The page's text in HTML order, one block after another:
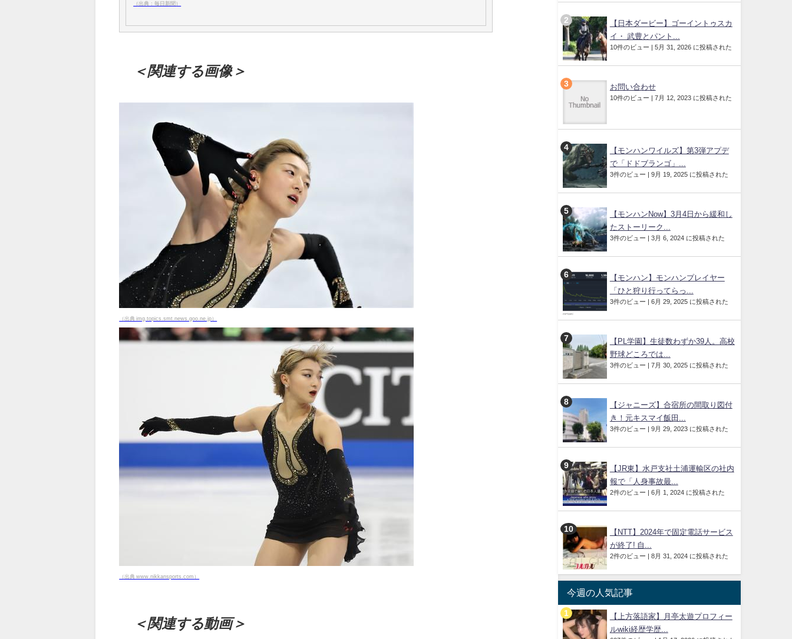
（出典：毎日新聞）
＜関連する画像＞
（出典 img.topics.smt.news.goo.ne.jp）
（出典 www.nikkansports.com）
＜関連する動画＞
【日本ダービー】ゴーイントゥスカ
イ・ 武豊とパント...
10件のビュー | 5月 31, 2026 に投稿された
お問い合わせ
10件のビュー | 7月 12, 2023 に投稿された
【モンハンワイルズ】第3弾アプデ
で「ドドブランゴ」...
3件のビュー | 9月 19, 2025 に投稿された
【モンハンNow】3月4日から緩和し
たストーリーク...
3件のビュー | 3月 6, 2024 に投稿された
【モンハン】モンハンプレイヤー
「ひと狩り行ってらっ...
3件のビュー | 6月 29, 2025 に投稿された
【PL学園】生徒数わずか39人。高校
野球どころでは...
3件のビュー | 7月 30, 2025 に投稿された
【ジャニーズ】合宿所の間取り図付
き！元キスマイ飯田...
3件のビュー | 9月 29, 2023 に投稿された
【JR東】水戸支社土浦運輸区の社内
報で「人身事故最...
2件のビュー | 6月 1, 2024 に投稿された
【NTT】2024年で固定電話サービス
が終了! 自...
2件のビュー | 8月 31, 2024 に投稿された
今週の人気記事
【上方落語家】月亭太遊プロフィー
ルwiki経歴学歴...